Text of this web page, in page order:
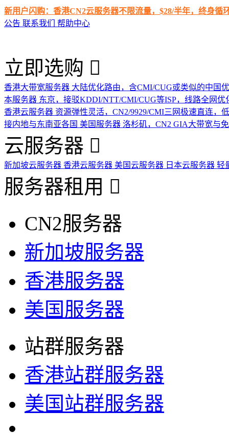
新用户闪购：香港CN2云服务器不限流量，$28/半年，终身循
公告 联系我们 帮助中心
立即选购
香港大带宽服务器 大陆优化路由，含CMI/CUG或类似的中国
本服务器 东京，接驳KDDI/NTT/CMI/CUG等ISP，线路全网优
香港云服务器 资源弹性灵活，CN2/9929/CMI三网极速直连，
接内地与东南亚各国 美国服务器 洛杉矶，CN2 GIA大带宽与
云服务器
新加坡云服务器 香港云服务器 美国云服务器 日本云服务器 轻
服务器租用
CN2服务器
新加坡服务器
香港服务器
美国服务器
站群服务器
香港站群服务器
美国站群服务器